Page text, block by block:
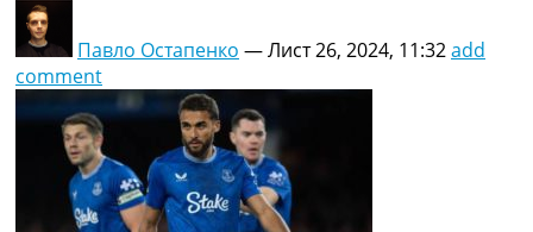
Павло Остапенко —Лист 26, 2024, 11:32add
comment